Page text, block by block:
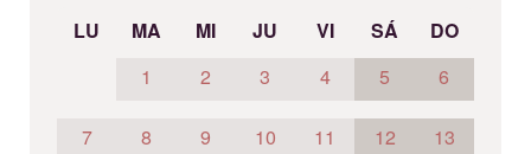
LU MA MI JU VI SÁ
DO
1
2 3 4 5 6
7 8 9 10 11 12 13